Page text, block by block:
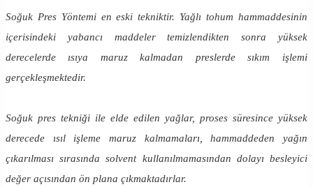
Soğuk Pres Yöntemi en eski tekniktir. Yağlı tohum hammaddesinin
içerisindeki yabancı maddeler temizlendikten sonra yüksek
derecelerde ısıya maruz kalmadan preslerde sıkım işlemi
gerçekleşmektedir.
Soğuk pres tekniği ile elde edilen yağlar, proses süresince yüksek
derecede ısıl işleme maruz kalmamaları, hammaddeden yağın
çıkarılması sırasında solvent kullanılmamasından dolayı besleyici
değer açısından ön plana çıkmaktadırlar.